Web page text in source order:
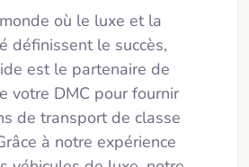
où le luxe et la
définissent le succès,
est le partenaire de
votre DMC pour fournir
de transport de classe
à notre expérience